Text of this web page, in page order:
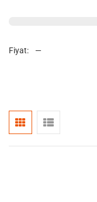
Fiyat: —